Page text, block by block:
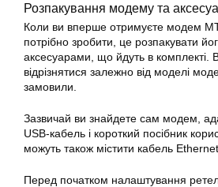
Розпакування модему та
Коли ви вперше отримуєте модем
потрібно зробити, це розпакувати
аксесуарами, що йдуть в комплекті.
відрізнятися залежно від моделі
замовили.
Зазвичай ви знайдете сам модем,
USB-кабель і короткий посібник
можуть також містити кабель
Перед початком налаштування